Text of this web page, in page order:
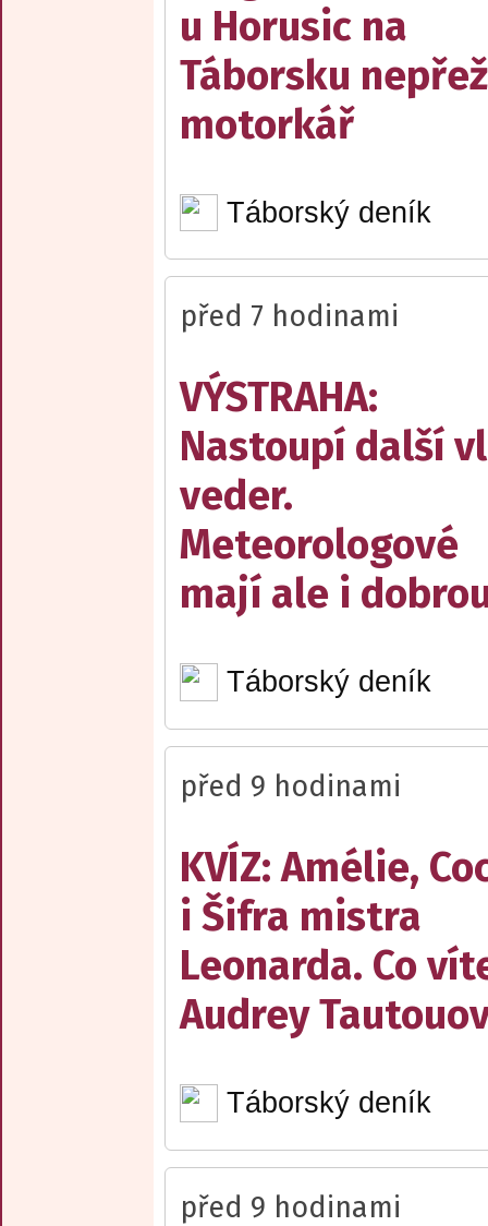
u Horusic na
Táborsku
motorkář
Táborský deník
před 7 hodinami
VÝSTRAHA:
Nastoupí další
veder.
Meteorologové
mají ale i
Táborský deník
před 9 hodinami
KVÍZ: Amélie,
i Šifra mistra
Leonarda. Co
Audrey
Táborský deník
před 9 hodinami